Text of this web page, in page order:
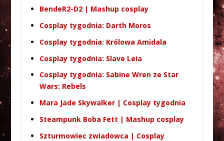
BendeR2-D2 | Mashup cosplay
Cosplay tygodnia: Darth Moros
Cosplay tygodnia: Królowa Amidala
Cosplay tygodnia: Slave Leia
Cosplay tygodnia: Sabine Wren ze Star
Wars: Rebels
Mara Jade Skywalker | Cosplay tygodnia
Steampunk Boba Fett | Mashup cosplay
Szturmowiec zwiadowca | Cosplay